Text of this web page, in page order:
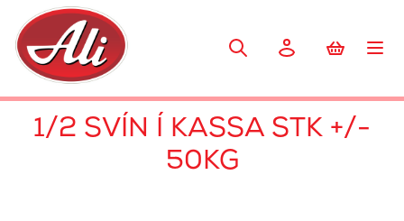
1/2 SVÍN Í KASSA STK +/-
50KG